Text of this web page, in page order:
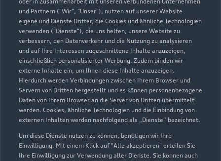
und Partnern ("Wir", "Unser"), nutzen auf unserer Website
eigene und Dienste Dritter, die Cookies und ähnliche Technologien
verwenden ("Dienste"), die uns helfen, unsere Website zu
verbessern, den Datenverkehr und die Nutzung zu analysieren
und auf Ihre Interessen zugeschnittene Inhalte anzuzeigen,
einschließlich personalisierter Werbung. Zudem binden wir
externe Inhalte ein, um Ihnen diese Inhalte anzuzeigen.
Hierdurch werden Verbindungen zwischen Ihrem Browser und
Servern von Dritten hergestellt und es können personenbezogene
Daten von Ihrem Browser an die Server von Dritten übermittelt
werden. Cookies, ähnliche Technologien und die Einbindung von
externen Inhalten werden nachfolgend als „Dienste“ bezeichnet.
Um diese Dienste nutzen zu können, benötigen wir Ihre
Einwilligung. Mit einem Klick auf "Alle akzeptieren" erteilen Sie
Ihre Einwilligung zur Verwendung aller Dienste. Sie können auch
Zur Inspektion
Zurück nach oben